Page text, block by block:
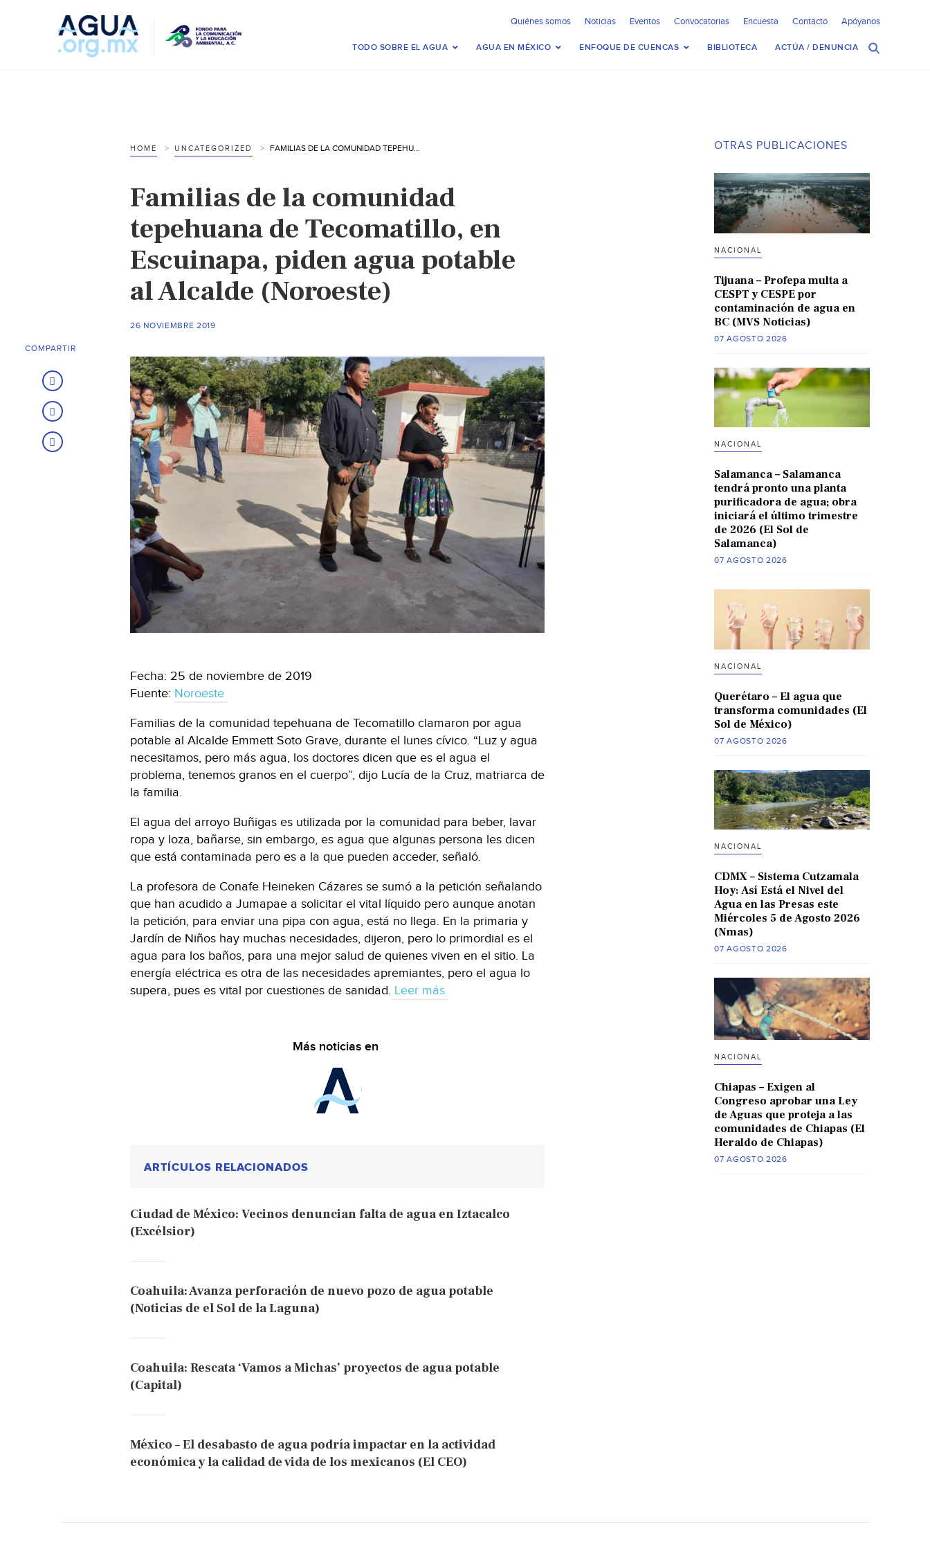
Quiénes somos Noticias Eventos Convocatorias Encuesta Contacto Apóyanos
TODO SOBRE EL AGUA AGUA EN MÉXICO ENFOQUE DE CUENCAS BIBLIOTECA ACTÚA / DENUNCIA
HOME UNCATEGORIZED FAMILIAS DE LA COMUNIDAD TEPEHUANA DE TECOMATILLO, EN ESCUINAPA, PIDEN AGUA POTABLE AL ALCALDE (NOROESTE)
Familias de la comunidad
tepehuana de Tecomatillo, en
Escuinapa, piden agua potable
al Alcalde (Noroeste)
26 NOVIEMBRE 2019
Fecha: 25 de noviembre de 2019
Fuente: Noroeste
Familias de la comunidad tepehuana de Tecomatillo clamaron por agua
potable al Alcalde Emmett Soto Grave, durante el lunes cívico. “Luz y agua
necesitamos, pero más agua, los doctores dicen que es el agua el
problema, tenemos granos en el cuerpo”, dijo Lucía de la Cruz, matriarca de
la familia.
El agua del arroyo Buñigas es utilizada por la comunidad para beber, lavar
ropa y loza, bañarse, sin embargo, es agua que algunas persona les dicen
que está contaminada pero es a la que pueden acceder, señaló.
La profesora de Conafe Heineken Cázares se sumó a la petición señalando
que han acudido a Jumapae a solicitar el vital líquido pero aunque anotan
la petición, para enviar una pipa con agua, está no llega. En la primaria y
Jardín de Niños hay muchas necesidades, dijeron, pero lo primordial es el
agua para los baños, para una mejor salud de quienes viven en el sitio. La
energía eléctrica es otra de las necesidades apremiantes, pero el agua lo
supera, pues es vital por cuestiones de sanidad. Leer más
Más noticias en
ARTÍCULOS RELACIONADOS
Ciudad de México: Vecinos denuncian falta de agua en Iztacalco
(Excélsior)
Coahuila: Avanza perforación de nuevo pozo de agua potable
(Noticias de el Sol de la Laguna)
Coahuila: Rescata ‘Vamos a Michas’ proyectos de agua potable
(Capital)
México – El desabasto de agua podría impactar en la actividad
económica y la calidad de vida de los mexicanos (El CEO)
COMPARTIR
OTRAS PUBLICACIONES
NACIONAL
Tijuana – Profepa multa a
CESPT y CESPE por
contaminación de agua en
BC (MVS Noticias)
07 AGOSTO 2026
NACIONAL
Salamanca – Salamanca
tendrá pronto una planta
purificadora de agua; obra
iniciará el último trimestre
de 2026 (El Sol de
Salamanca)
07 AGOSTO 2026
NACIONAL
Querétaro – El agua que
transforma comunidades (El
Sol de México)
07 AGOSTO 2026
NACIONAL
CDMX – Sistema Cutzamala
Hoy: Así Está el Nivel del
Agua en las Presas este
Miércoles 5 de Agosto 2026
(Nmas)
07 AGOSTO 2026
NACIONAL
Chiapas – Exigen al
Congreso aprobar una Ley
de Aguas que proteja a las
comunidades de Chiapas (El
Heraldo de Chiapas)
07 AGOSTO 2026